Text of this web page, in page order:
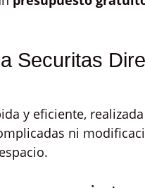
Securitas
y eficiente,
ni